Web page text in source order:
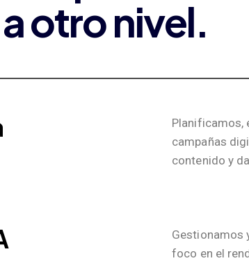
otro nivel.
Planificamos,
campañas
contenido y
Gestionamos
foco en el